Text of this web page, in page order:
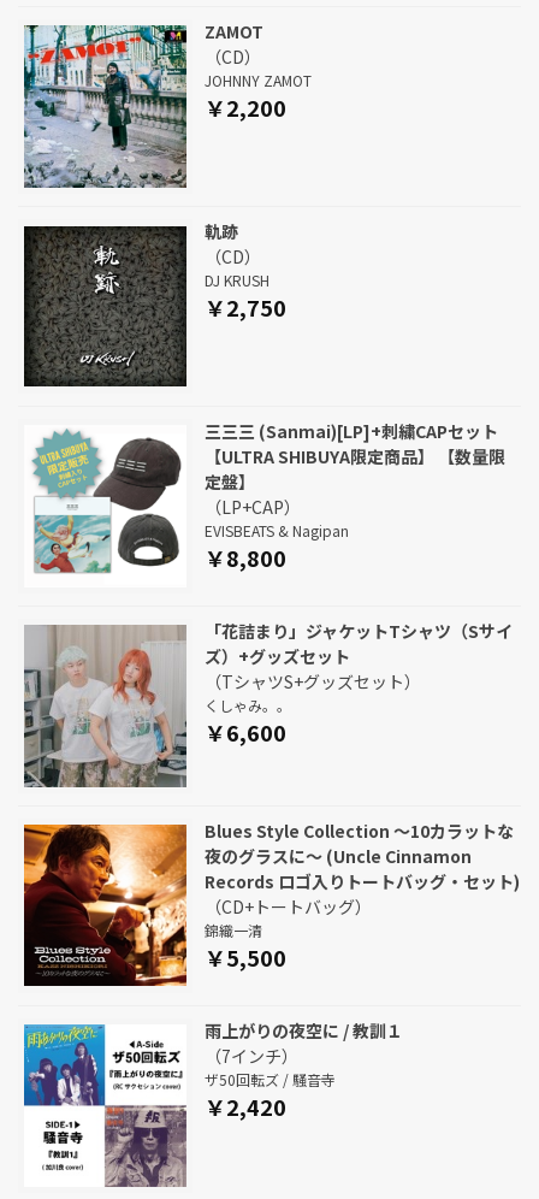
ZAMOT
（CD）
JOHNNY ZAMOT
￥2,200
軌跡
（CD）
DJ KRUSH
￥2,750
三三三 (Sanmai)[LP]+刺繍CAPセット
【ULTRA SHIBUYA限定商品】 【数量限
定盤】
（LP+CAP）
EVISBEATS & Nagipan
￥8,800
「花詰まり」ジャケットTシャツ（Sサイ
ズ）+グッズセット
（TシャツS+グッズセット）
くしゃみ。。
￥6,600
Blues Style Collection ～10カラットな
夜のグラスに～ (Uncle Cinnamon
Records ロゴ入りトートバッグ・セット)
（CD+トートバッグ）
錦織一清
￥5,500
雨上がりの夜空に / 教訓１
（7インチ）
ザ50回転ズ / 騒音寺
￥2,420